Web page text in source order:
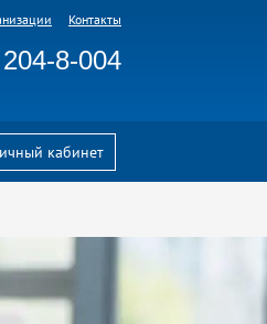
Контакты
204-8-004
кабинет